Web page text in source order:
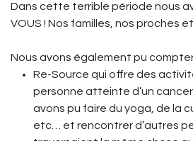
Dans cette terrible période nous
VOUS ! Nos familles, nos proches
Nous avons également pu
Re-Source qui offre des
personne atteinte d’un cancer
avons pu faire du yoga, de la
etc… et rencontrer d’autres